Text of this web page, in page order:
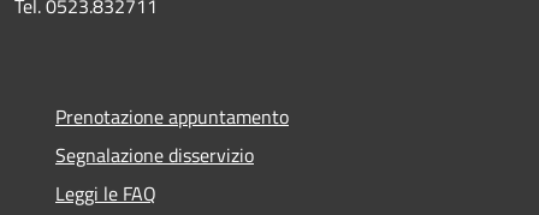
Prenotazione appuntamento
Segnalazione disservizio
Leggi le FAQ